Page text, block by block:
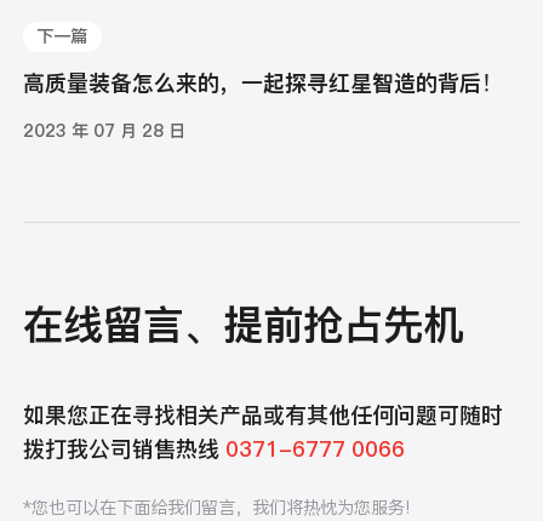
下一篇
高质量装备怎么来的，一起探寻红星智造的背后！
2023 年 07 月 28 日
在线留言、提前抢占先机
如果您正在寻找相关产品或有其他任何问题可随时
拨打我公司销售热线 0371-6777 0066
*您也可以在下面给我们留言，我们将热忱为您服务!